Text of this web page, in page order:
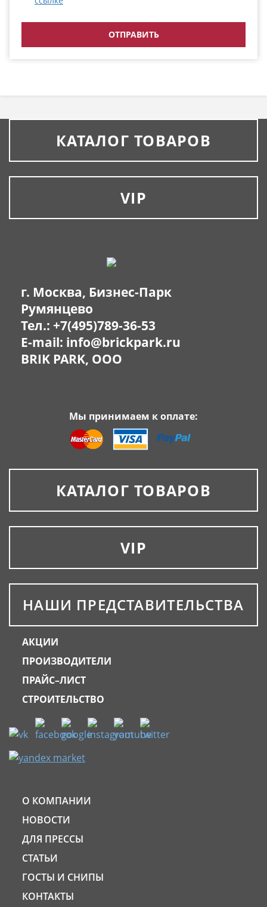
КАТАЛОГ ТОВАРОВ
VIP
г. Москва, Бизнес-Парк
Румянцево
Тел.: +7(495)789-36-53
E-mail: info@brickpark.ru
BRIK PARK, OOO
Мы принимаем к оплате:
КАТАЛОГ ТОВАРОВ
VIP
НАШИ ПРЕДСТАВИТЕЛЬСТВА
АКЦИИ
ПРОИЗВОДИТЕЛИ
ПРАЙС–ЛИСТ
СТРОИТЕЛЬСТВО
О КОМПАНИИ
НОВОСТИ
ДЛЯ ПРЕССЫ
СТАТЬИ
ГОСТЫ И СНИПЫ
КОНТАКТЫ